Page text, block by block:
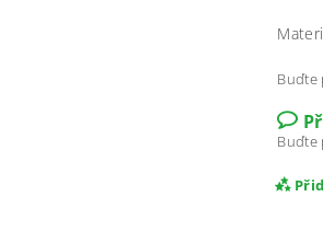
Buďte
Buďte